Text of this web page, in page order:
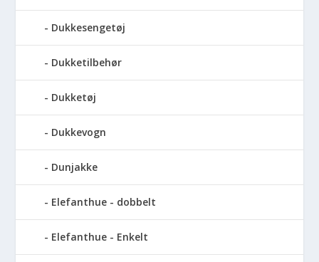
Dukkesengetøj
Dukketilbehør
Dukketøj
Dukkevogn
Dunjakke
Elefanthue - dobbelt
Elefanthue - Enkelt